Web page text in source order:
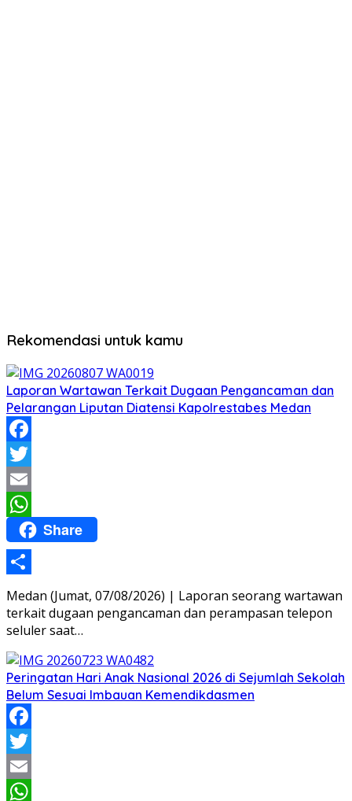
Rekomendasi untuk kamu
Laporan Wartawan Terkait Dugaan Pengancaman dan
Pelarangan Liputan Diatensi Kapolrestabes Medan
Facebook
Twitter
Email
WhatsApp
Share
Share
Medan (Jumat, 07/08/2026) | Laporan seorang wartawan
terkait dugaan pengancaman dan perampasan telepon
seluler saat…
Peringatan Hari Anak Nasional 2026 di Sejumlah Sekolah
Belum Sesuai Imbauan Kemendikdasmen
Facebook
Twitter
Email